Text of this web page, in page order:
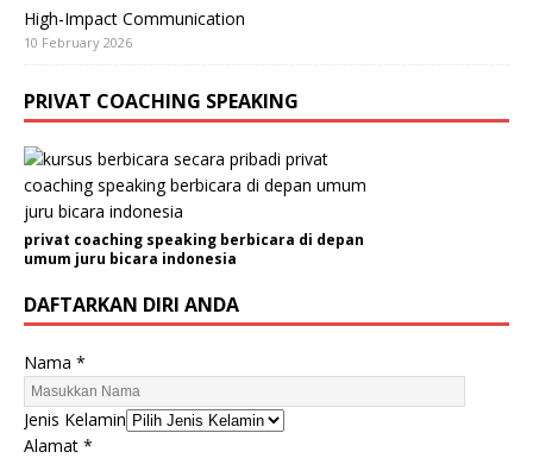
High-Impact Communication
10 February 2026
PRIVAT COACHING SPEAKING
privat coaching speaking berbicara di depan
umum juru bicara indonesia
DAFTARKAN DIRI ANDA
Nama *
Jenis Kelamin
Alamat *